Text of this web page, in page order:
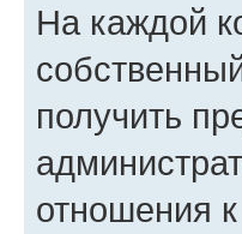
На каждой
получить
отношения